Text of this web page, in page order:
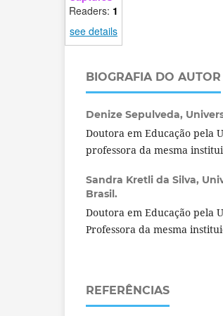
Readers: 1
see details
BIOGRAFIA DO AUTOR
Denize Sepulveda,
Doutora em Educação pela
professora da mesma
Sandra Kretli da Silva,
Brasil.
Doutora em Educação pela
Professora da mesma
REFERÊNCIAS